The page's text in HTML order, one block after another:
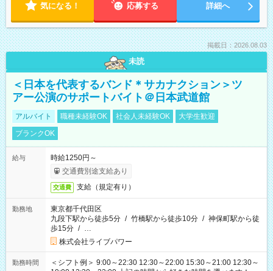
気になる！ 応募する 詳細へ
掲載日：2026.08.03
未読
＜日本を代表するバンド＊サカナクション＞ツ
アー公演のサポートバイト＠日本武道館
アルバイト 職種未経験OK 社会人未経験OK
大学生歓迎
ブランクOK
給与
時給1250円～
交通費別途支給あり
交通費 支給（規定有り）
勤務地
東京都千代田区
九段下駅から徒歩5分 / 竹橋駅から徒歩10分 / 神保町駅から徒
歩15分 / …
株式会社ライブパワー
勤務時間
＜シフト例＞ 9:00～22:30 12:30～22:00 15:30～21:00 12:30～